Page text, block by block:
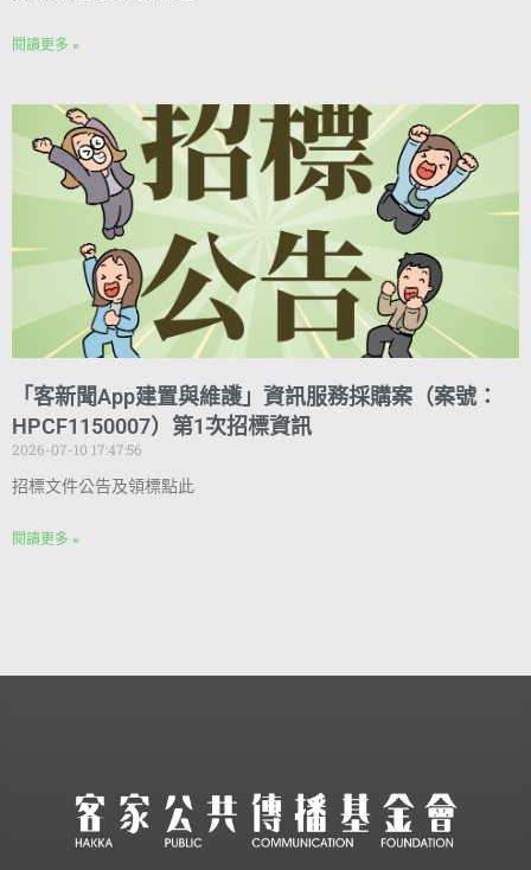
閱讀更多 »
「客新聞App建置與維護」資訊服務採購案（案號：
HPCF1150007）第1次招標資訊
2026-07-10 17:47:56
招標文件公告及領標點此
閱讀更多 »